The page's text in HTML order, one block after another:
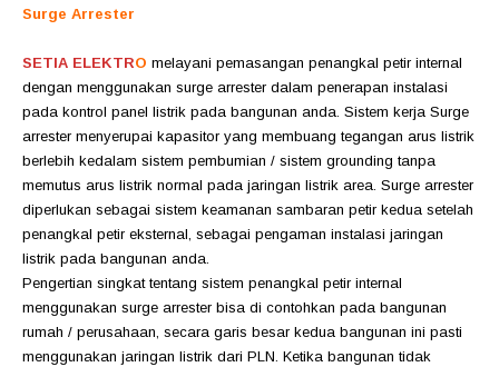
Surge Arrester
SETIA ELEKTRO melayani pemasangan penangkal petir internal
dengan menggunakan surge arrester dalam penerapan instalasi
pada kontrol panel listrik pada bangunan anda. Sistem kerja Surge
arrester menyerupai kapasitor yang membuang tegangan arus listrik
berlebih kedalam sistem pembumian / sistem grounding tanpa
memutus arus listrik normal pada jaringan listrik area. Surge arrester
diperlukan sebagai sistem keamanan sambaran petir kedua setelah
penangkal petir eksternal, sebagai pengaman instalasi jaringan
listrik pada bangunan anda.
Pengertian singkat tentang sistem penangkal petir internal
menggunakan surge arrester bisa di contohkan pada bangunan
rumah / perusahaan, secara garis besar kedua bangunan ini pasti
menggunakan jaringan listrik dari PLN. Ketika bangunan tidak